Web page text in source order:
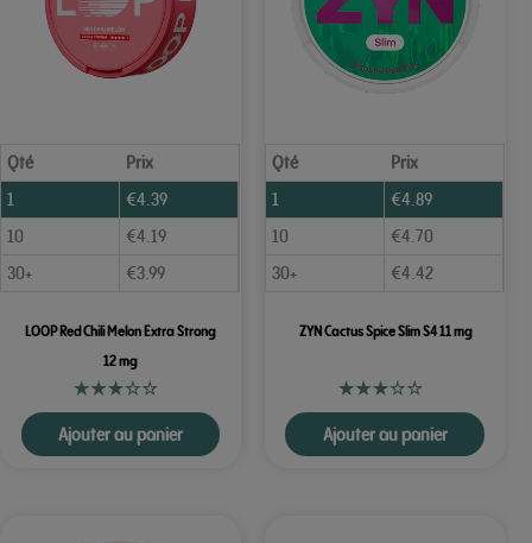
Qté
Prix
1
€4.39
10
€4.19
30+
€3.99
LOOP Red Chili Melon Extra Strong
12 mg
Ajouter au panier
Qté
Prix
1
€4.89
10
€4.70
30+
€4.42
ZYN Cactus Spice Slim S4 11 mg
Ajouter au panier